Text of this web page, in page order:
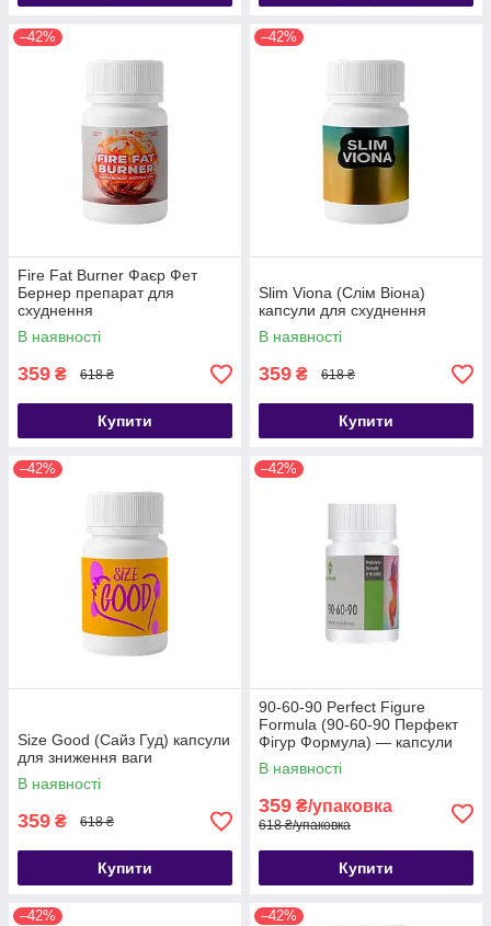
–42%
Fire Fat Burner Фаєр Фет
Бернер препарат для
схуднення
В наявності
359 ₴ 618 ₴
Купити
–42%
Slim Viona (Слім Віона)
капсули для схуднення
В наявності
359 ₴ 618 ₴
Купити
–42%
Size Good (Сайз Гуд) капсули
для зниження ваги
В наявності
359 ₴ 618 ₴
Купити
–42%
90-60-90 Perfect Figure
Formula (90-60-90 Перфект
Фігур Формула) — капсули
для схуднення
В наявності
359 ₴/упаковка
618 ₴/упаковка
Купити
–42% –42%